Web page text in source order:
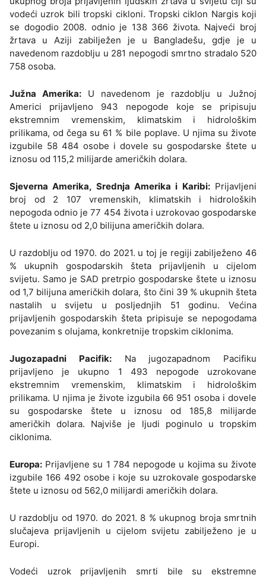
vodeći uzrok bili tropski cikloni. Tropski ciklon Nargis koji
se dogodio 2008. odnio je 138 366 života. Najveći broj
žrtava u Aziji zabilježen je u Bangladešu, gdje je u
navedenom razdoblju u 281 nepogodi smrtno stradalo 520
758 osoba.
Južna Amerika: U navedenom je razdoblju u Južnoj
Americi prijavljeno 943 nepogode koje se pripisuju
ekstremnim vremenskim, klimatskim i hidrološkim
prilikama, od čega su 61 % bile poplave. U njima su živote
izgubile 58 484 osobe i dovele su gospodarske štete u
iznosu od 115,2 milijarde američkih dolara.
Sjeverna Amerika, Srednja Amerika i Karibi:Prijavljeni
broj od 2 107 vremenskih, klimatskih i hidroloških
nepogoda odnio je 77 454 života i uzrokovao gospodarske
štete u iznosu od 2,0 bilijuna američkih dolara.
U razdoblju od 1970. do 2021. u toj je regiji zabilježeno 46
% ukupnih gospodarskih šteta prijavljenih u cijelom
svijetu. Samo je SAD pretrpio gospodarske štete u iznosu
od 1,7 bilijuna američkih dolara, što čini 39 % ukupnih šteta
nastalih u svijetu u posljednjih 51 godinu. Većina
prijavljenih gospodarskih šteta pripisuje se nepogodama
povezanim s olujama, konkretnije tropskim ciklonima.
Jugozapadni Pacifik:Na jugozapadnom Pacifiku
prijavljeno je ukupno 1 493 nepogode uzrokovane
ekstremnim vremenskim, klimatskim i hidrološkim
prilikama. U njima je živote izgubila 66 951 osoba i dovele
su gospodarske štete u iznosu od 185,8 milijarde
američkih dolara. Najviše je ljudi poginulo u tropskim
ciklonima.
Europa: Prijavljene su 1 784 nepogode u kojima su živote
izgubile 166 492 osobe i koje su uzrokovale gospodarske
štete u iznosu od 562,0 milijardi američkih dolara.
U razdoblju od 1970. do 2021. 8 % ukupnog broja smrtnih
slučajeva prijavljenih u cijelom svijetu zabilježeno je u
Europi.
Vodeći uzrok prijavljenih smrti bile su ekstremne